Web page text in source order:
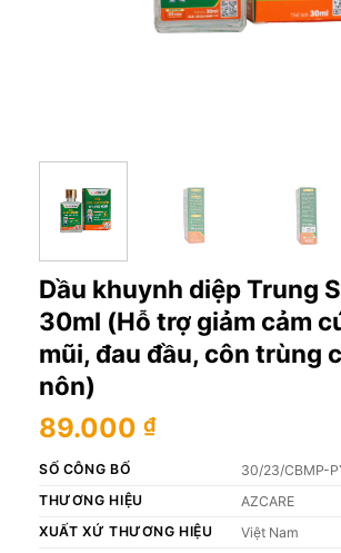
Dầu khuynh diệp Trung
30ml (Hỗ trợ giảm cảm
mũi, đau đầu, côn trùng
nôn)
89.000 ₫
SỐ CÔNG BỐ
30/23/CBMP-
THƯƠNG HIỆU
AZCARE
XUẤT XỨ THƯƠNG HIỆU
Việt Nam